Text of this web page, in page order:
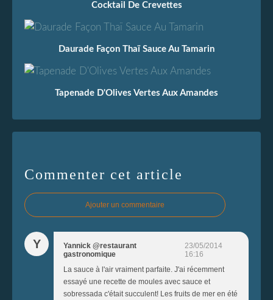
Cocktail De Crevettes
Daurade Façon Thaï Sauce Au Tamarin
Tapenade D'Olives Vertes Aux Amandes
Commenter cet article
Ajouter un commentaire
Y
Yannick @restaurant
gastronomique
23/05/2014
16:16
La sauce à l'air vraiment parfaite. J'ai récemment
essayé une recette de moules avec sauce et
sobressada c'était succulent! Les fruits de mer en été